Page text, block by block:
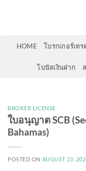
HOME โบรกเกอร์เทร
โบนัสเงินฝาก
BROKER LICENSE
ใบอนุญาต SCB
Bahamas)
POSTED ON AUGUST 23,